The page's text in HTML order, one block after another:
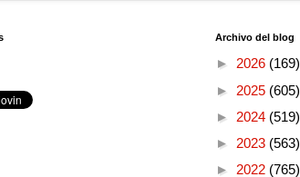
Archivo del blog
► 2026 (169)
► 2025 (605)
► 2024 (519)
► 2023 (563)
► 2022 (765)